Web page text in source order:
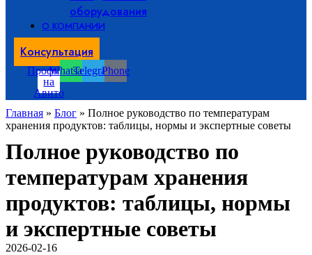
оборудования
О КОМПАНИИ
Консультация
Профиль
на
Авито
WhatsappTelegramPhone
Главная » Блог » Полное руководство по температурам
хранения продуктов: таблицы, нормы и экспертные советы
Полное руководство по
температурам хранения
продуктов: таблицы, нормы
и экспертные советы
2026-02-16